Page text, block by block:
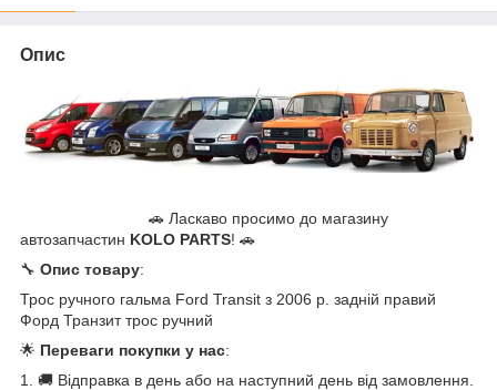
Опис
🚗 Ласкаво просимо до магазину
автозапчастин KOLO PARTS! 🚗
🔧 Опис товару:
Трос ручного гальма Ford Transit з 2006 р. задній правий
Форд Транзит трос ручний
🌟 Переваги покупки у нас:
1. 🚚 Відправка в день або на наступний день від замовлення.